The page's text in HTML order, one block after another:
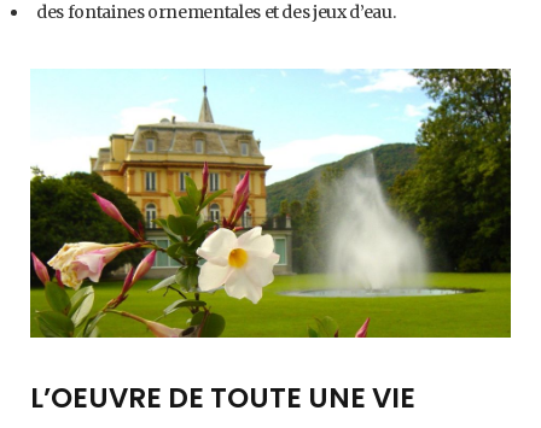
des fontaines ornementales et des jeux d’eau.
L’OEUVRE DE TOUTE UNE VIE